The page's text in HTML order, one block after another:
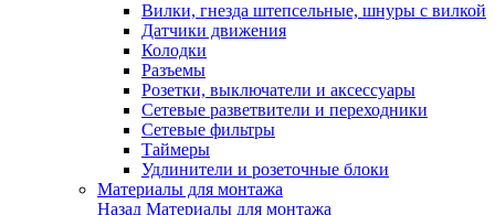
Вилки, гнезда штепсельные, шнуры с вилкой
Датчики движения
Колодки
Разъемы
Розетки, выключатели и аксессуары
Сетевые разветвители и переходники
Сетевые фильтры
Таймеры
Удлинители и розеточные блоки
Материалы для монтажа
Назад Материалы для монтажа